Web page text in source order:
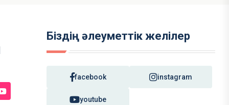
Біздің әлеуметтік желілер
facebook instagram
youtube